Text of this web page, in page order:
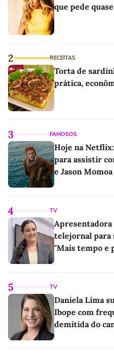
que pede
2 RECEITAS
Torta de
prática,
3 FAMOSOS
Hoje na
para assistir
e Jason Momoa
4 TV
Apresentadora
telejornal para
"Mais tempo e
5 TV
Daniela Lima
Ibope com
demitida do